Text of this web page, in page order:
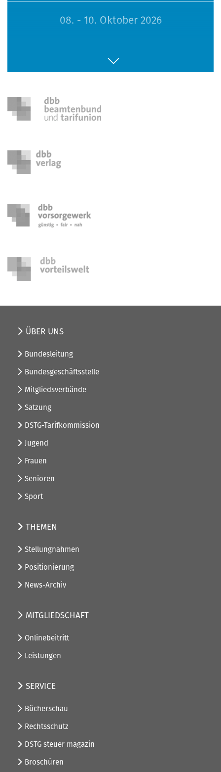
08. - 10. Oktober 2026
16. - 18. Oktober 2026
ÜBER UNS
Bundesleitung
Bundesgeschäftsstelle
Mitgliedsverbände
Satzung
DSTG-Tarifkommission
Jugend
Frauen
Senioren
Sport
THEMEN
Stellungnahmen
Positionierung
News-Archiv
MITGLIEDSCHAFT
Onlinebeitritt
Leistungen
SERVICE
Bücherschau
Rechtsschutz
DSTG steuer magazin
Broschüren